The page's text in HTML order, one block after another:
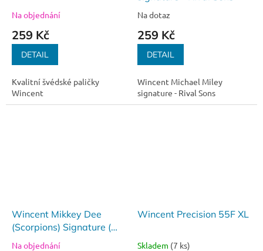
Na objednání
259 Kč
DETAIL
Kvalitní švédské paličky
Wincent
Na dotaz
259 Kč
DETAIL
Wincent Michael Miley
signature - Rival Sons
Wincent Mikkey Dee
(Scorpions) Signature (W-
MDS)
Na objednání
Wincent Precision 55F XL
Skladem (7 ks)